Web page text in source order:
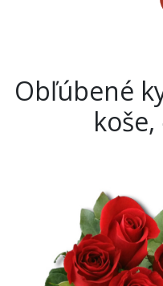
Obľúbené